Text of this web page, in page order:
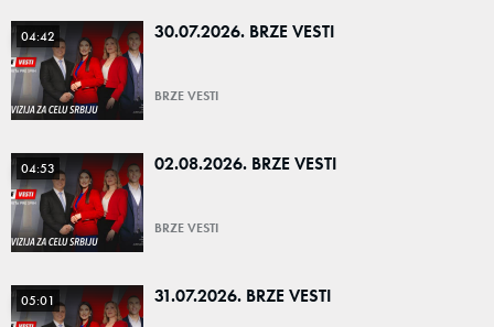
04:42 30.07.2026. BRZE VESTI
BRZE VESTI
04:53 02.08.2026. BRZE VESTI
BRZE VESTI
05:01 31.07.2026. BRZE VESTI